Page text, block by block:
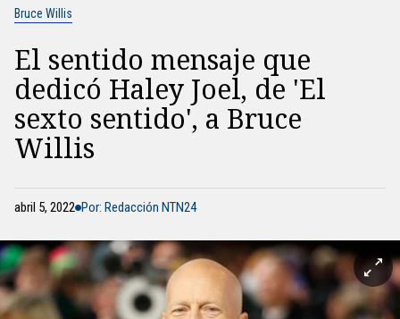
Bruce Willis
El sentido mensaje que
dedicó Haley Joel, de 'El
sexto sentido', a Bruce
Willis
abril 5, 2022 Por: Redacción NTN24